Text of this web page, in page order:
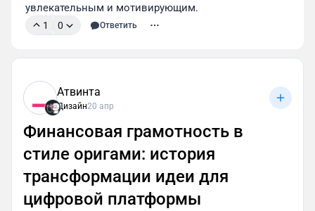
Подсказки и сообщения от Финграмчика
называется антропоморфизмом. С помощью
этого подхода мы:
фантазийный мир Финграмчика мы можем
приводить более простые примеры, что
особенно актуально для начинающих
инвесторов;
увлекательным и мотивирующим.
1 0 Ответить
Атвинта
Дизайн20 апр
Финансовая грамотность в
стиле оригами: история
трансформации идеи для
цифровой платформы